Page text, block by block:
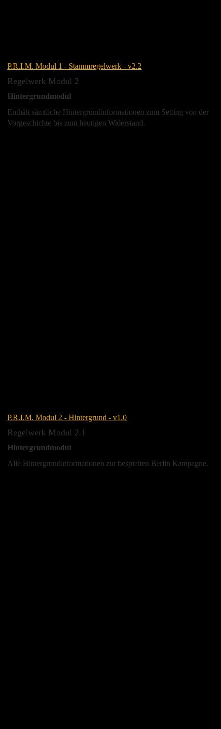
P.R.I.M. Modul 1 - Stammregelwerk - v2.2
Regelwerk Modul 2
Hintergrundmodul
Enthält sämtliche Hintergrundinformationen zum Setting von der
Vorgeschichte bis zum heutigen Widerstand.
P.R.I.M. Modul 2 - Hintergrund - v1.0
Regelwerk Modul 2.1
Hintergrundmodul
Alle Hintergrundinformationen zur bespielten Berlin Kampagne.